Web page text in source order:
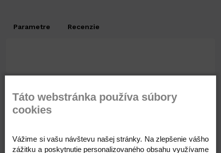
Parametre Recenzie
Súvisiace produkty
Táto webstránka používa súbory
cookies
Vážime si vašu návštevu našej stránky. Na zlepšenie vášho
zážitku a poskytnutie personalizovaného obsahu využívame